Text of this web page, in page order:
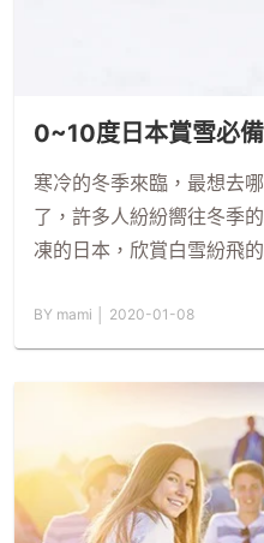
0~10度日本賞雪必備
寒冷的冬季來臨，最想去
了，許多人紛紛嚮往冬季
凍的日本，欣賞白雪紛飛
BY mami │ 2020-01-08